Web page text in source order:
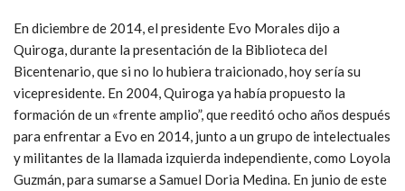
En diciembre de 2014, el presidente Evo Morales dijo a
Quiroga, durante la presentación de la Biblioteca del
Bicentenario, que si no lo hubiera traicionado, hoy sería su
vicepresidente. En 2004, Quiroga ya había propuesto la
formación de un «frente amplio”, que reeditó ocho años después
para enfrentar a Evo en 2014, junto a un grupo de intelectuales
y militantes de la llamada izquierda independiente, como Loyola
Guzmán, para sumarse a Samuel Doria Medina. En junio de este